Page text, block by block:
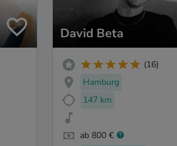
David Beta
(16)
Hamburg
147 km
ab 800 €